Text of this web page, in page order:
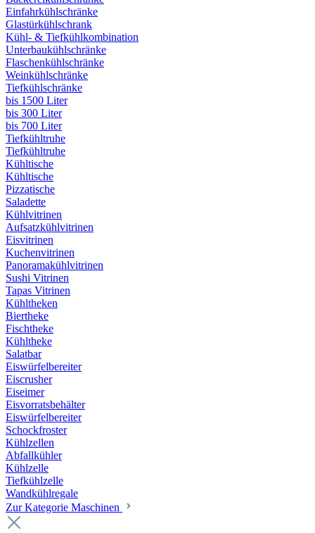
Einfahrkühlschränke
Glastürkühlschrank
Kühl- & Tiefkühlkombination
Unterbaukühlschränke
Flaschenkühlschränke
Weinkühlschränke
Tiefkühlschränke
bis 1500 Liter
bis 300 Liter
bis 700 Liter
Tiefkühltruhe
Tiefkühltruhe
Kühltische
Kühltische
Pizzatische
Saladette
Kühlvitrinen
Aufsatzkühlvitrinen
Eisvitrinen
Kuchenvitrinen
Panoramakühlvitrinen
Sushi Vitrinen
Tapas Vitrinen
Kühltheken
Biertheke
Fischtheke
Kühltheke
Salatbar
Eiswürfelbereiter
Eiscrusher
Eiseimer
Eisvorratsbehälter
Eiswürfelbereiter
Schockfroster
Kühlzellen
Abfallkühler
Kühlzelle
Tiefkühlzelle
Wandkühlregale
Zur Kategorie Maschinen